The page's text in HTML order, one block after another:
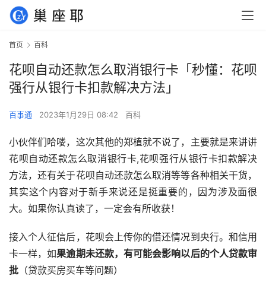
首页 百科
花呗自动还款怎么取消银行卡「秒懂：花呗
强行从银行卡扣款解决方法」
百事通 2023年1月29日 08:42 百科
小伙伴们哈喽，这次其他的郑植就不说了，主要就是来讲讲
花呗自动还款怎么取消银行卡,花呗强行从银行卡扣款解决
方法，还有关于花呗自动还款怎么取消等等各种相关干货，
其实这个内容对于新手来说还是挺重要的，因为涉及面很
大。如果你认真读了，一定会有所收获！
接入个人征信后，花呗会上传你的借还情况到央行。和信用
卡一样，如果逾期未还款，有可能会影响以后的个人贷款审
批 （贷款买房买车等问题）